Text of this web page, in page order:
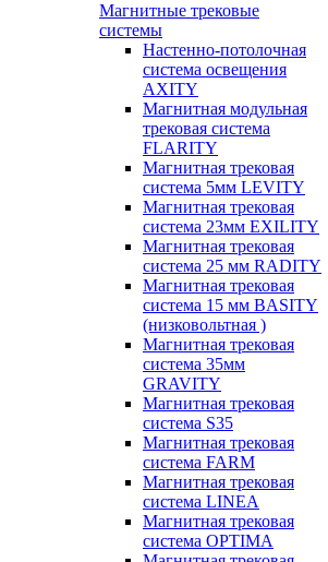
Магнитные трековые
системы
Настенно-потолочная
система освещения
AXITY
Магнитная модульная
трековая система
FLARITY
Магнитная трековая
система 5мм LEVITY
Магнитная трековая
система 23мм EXILITY
Магнитная трековая
система 25 мм RADITY
Магнитная трековая
система 15 мм BASITY
(низковольтная )
Магнитная трековая
система 35мм
GRAVITY
Магнитная трековая
система S35
Магнитная трековая
система FARM
Магнитная трековая
система LINEA
Магнитная трековая
система OPTIMA